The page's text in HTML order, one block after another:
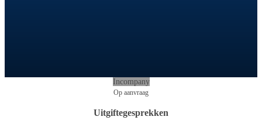
Incompany
Op aanvraag
Uitgiftegesprekken